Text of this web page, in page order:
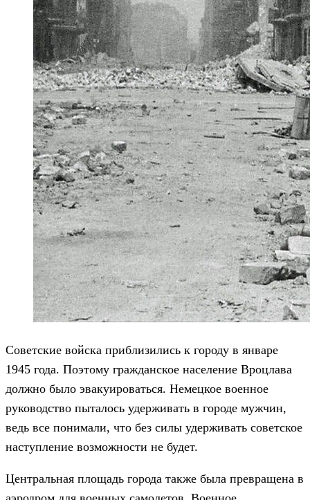
Советские войска приблизились к городу в январе
1945 года. Поэтому гражданское население Вроцлава
должно было эвакуироваться. Немецкое военное
руководство пыталось удерживать в городе мужчин,
ведь все понимали, что без силы удерживать советское
наступление возможности не будет.
Центральная площадь города также была превращена в